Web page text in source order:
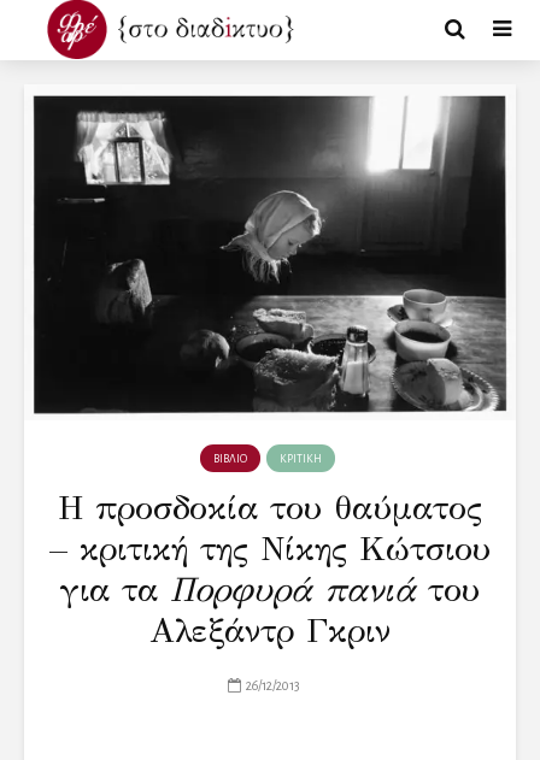
ΒΙΒΛΙΟ ΚΡΙΤΙΚΗ
Η προσδοκία του θαύματος
– κριτική της Νίκης Κώτσιου
για τα Πορφυρά πανιάτου
Αλεξάντρ Γκριν
26/12/2013